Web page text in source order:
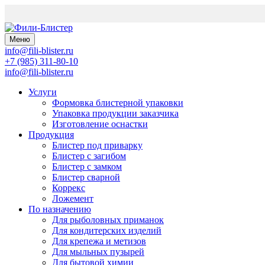
Меню
info@fili-blister.ru
+7 (985) 311-80-10
info@fili-blister.ru
Услуги
Формовка блистерной упаковки
Упаковка продукции заказчика
Изготовление оснастки
Продукция
Блистер под приварку
Блистер с загибом
Блистер с замком
Блистер сварной
Коррекс
Ложемент
По назначению
Для рыболовных приманок
Для кондитерских изделий
Для крепежа и метизов
Для мыльных пузырей
Для бытовой химии